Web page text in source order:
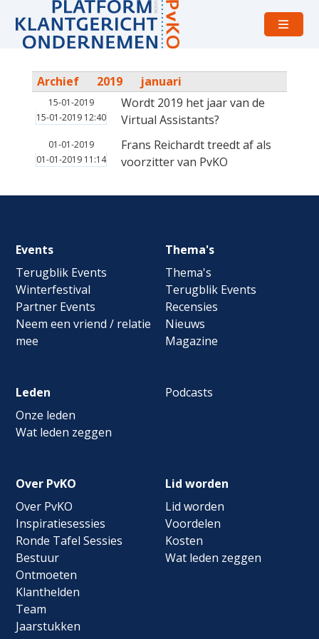
Open
Archief 2019 januari
15-01-2019
15-01-2019 12:40
Wordt 2019 het jaar van de
Virtual Assistants?
01-01-2019
01-01-2019 11:14
Frans Reichardt treedt af als
voorzitter van PvKO
Footer
navigation
Events
Terugblik Events
Winterfestival
Partner Events
Neem een vriend / relatie
mee
Thema's
Thema's
Terugblik Events
Recensies
Nieuws
Magazine
Leden
Onze leden
Wat leden zeggen
Podcasts
Over PvKO
Over PvKO
Inspiratiesessies
Ronde Tafel Sessies
Bestuur
Ontmoeten
Klanthelden
Team
Jaarstukken
Lid worden
Lid worden
Voordelen
Kosten
Wat leden zeggen